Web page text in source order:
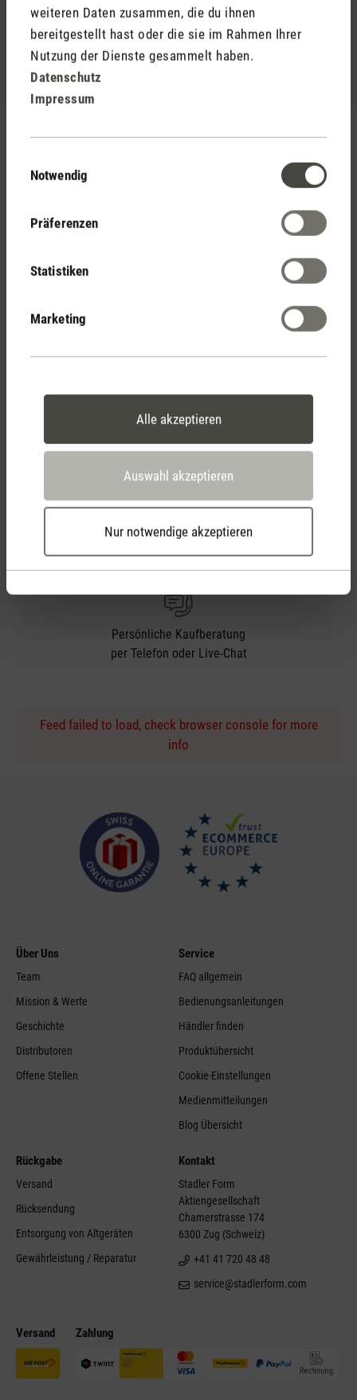
weiteren Daten zusammen, die du ihnen
bereitgestellt hast oder die sie im Rahmen Ihrer
Nutzung der Dienste gesammelt haben.
Datenschutz
Impressum
Notwendig
Präferenzen
Statistiken
Marketing
Alle akzeptieren
Auswahl akzeptieren
Nur notwendige akzeptieren
Durchschnittliche Bewertung von 4.92 von 5 Sternen
(13)
George
30 Tage
Rückgaberecht
2 Jahre Garantie mit
eigenem Servicecenter
Persönliche Kaufberatung
per Telefon oder Live-Chat
Feed failed to load, check browser console for more
info
Versand Zahlung
Über Uns
Team
Mission & Werte
Geschichte
Distributoren
Offene Stellen
Service
FAQ allgemein
Bedienungsanleitungen
Händler finden
Produktübersicht
Cookie-Einstellungen
Medienmitteilungen
Blog Übersicht
Rückgabe
Versand
Rücksendung
Entsorgung von Altgeräten
Gewährleistung / Reparatur
Kontakt
Stadler Form
Aktiengesellschaft
Chamerstrasse 174
6300 Zug (Schweiz)
+41 41 720 48 48
service@stadlerform.com